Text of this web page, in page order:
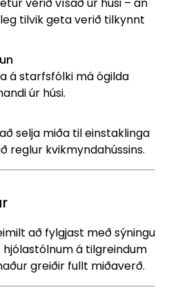
tilvik geta verið tilkynnt
á starfsfólki má ógilda
úr húsi.
selja miða til einstaklinga
reglur kvikmyndahússins.
að fylgjast með sýningu
á tilgreindum
greiðir fullt miðaverð.